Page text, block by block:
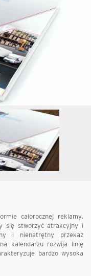
całorocznej reklamy.
się stworzyć atrakcyjny i
i nienatrętny przekaz
kalendarzu rozwija linię
bardzo wysoka